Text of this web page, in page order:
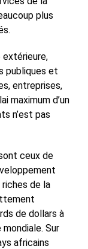
plus
extérieure,
publiques et
entreprises,
maximum d’un
n’est pas
ceux de
de la
de dollars à
Sur
africains